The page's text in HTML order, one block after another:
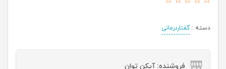
دسته :گفتاردرمانی
فروشنده: آیکن توان